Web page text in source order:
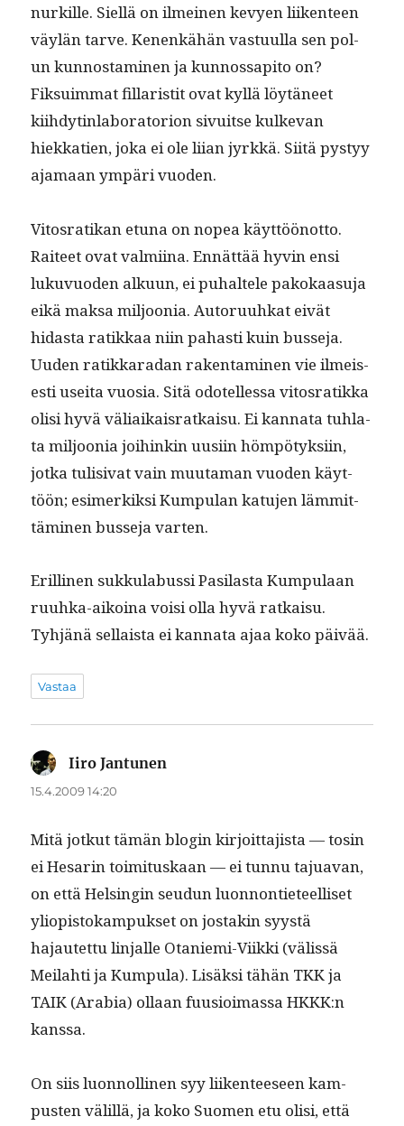
nurkille. Siel­lä on ilmeinen kevyen liiken­teen
väylän tarve. Kenenkähän vas­tu­ul­la sen pol­
un kun­nos­t­a­mi­nen ja kun­nos­s­api­to on?
Fik­suim­mat fil­lar­is­tit ovat kyl­lä löytäneet
kiihdytin­lab­o­ra­to­ri­on sivuitse kulke­van
hiekka­tien, joka ei ole liian jyrkkä. Siitä pystyy
aja­maan ympäri vuoden.
Vitosratikan etu­na on nopea käyt­töönot­to.
Raiteet ovat valmi­ina. Ennät­tää hyvin ensi
luku­vuo­den alku­un, ei puhal­tele pakokaa­su­ja
eikä mak­sa miljoo­nia. Autoru­uhkat eivät
hidas­ta ratikkaa niin pahasti kuin busse­ja.
Uuden ratikkaradan rak­en­t­a­mi­nen vie ilmeis­
es­ti usei­ta vuosia. Sitä odotel­lessa vitosratik­ka
olisi hyvä väli­aikaisratkaisu. Ei kan­na­ta tuh­la­
ta miljoo­nia joi­hinkin uusi­in höm­pö­tyk­si­in,
jot­ka tuli­si­vat vain muu­ta­man vuo­den käyt­
töön; esimerkik­si Kumpu­lan katu­jen läm­mit­
tämi­nen busse­ja varten.
Erilli­nen sukku­la­bus­si Pasi­las­ta Kumpu­laan
ruuh­ka-aikoina voisi olla hyvä ratkaisu.
Tyhjänä sel­l­aista ei kan­na­ta ajaa koko päivää.
Vastaa
Iiro Jantunen
15.4.2009 14:20
Mitä jotkut tämän blo­gin kir­joit­ta­jista — tosin
ei Hesarin toim­i­tuskaan — ei tun­nu tajua­van,
on että Helsin­gin seudun luon­non­ti­eteel­liset
yliopis­tokam­puk­set on jostakin syys­tä
hajautet­tu lin­jalle Otanie­mi-Viik­ki (välis­sä
Meilahti ja Kumpu­la). Lisäk­si tähän TKK ja
TAIK (Ara­bia) ollaan fuu­sioimas­sa HKKK:n
kanssa.
On siis luon­nolli­nen syy liiken­teeseen kam­
pusten välil­lä, ja koko Suomen etu olisi, että